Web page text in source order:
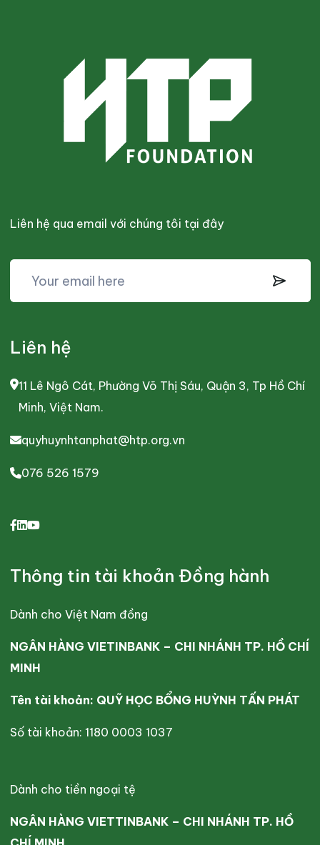
Liên hệ qua email với chúng tôi tại đây
Liên hệ
11 Lê Ngô Cát, Phường Võ Thị Sáu, Quận 3, Tp Hồ Chí
Minh, Việt Nam.
quyhuynhtanphat@htp.org.vn
076 526 1579
Thông tin tài khoản Đồng hành
Dành cho Việt Nam đồng
NGÂN HÀNG VIETINBANK – CHI NHÁNH TP. HỒ CHÍ
MINH
Tên tài khoản: QUỸ HỌC BỔNG HUỲNH TẤN PHÁT
Số tài khoản: 1180 0003 1037
Dành cho tiền ngoại tệ
NGÂN HÀNG VIETTINBANK – CHI NHÁNH TP. HỒ